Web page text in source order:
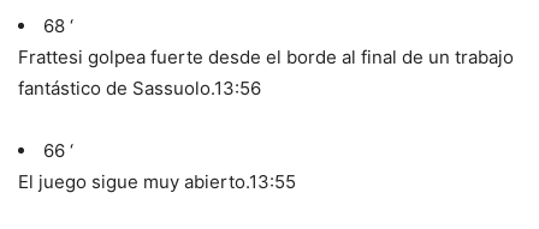
68 ‘
Frattesi golpea fuerte desde el borde al final de un trabajo
fantástico de Sassuolo.13:56
66 ‘
El juego sigue muy abierto.13:55